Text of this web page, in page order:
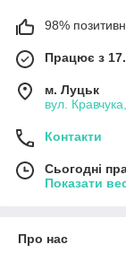
98%
Працює з
м. Луцьк
вул.
Контакти
Сьогодні
Показати
Про нас